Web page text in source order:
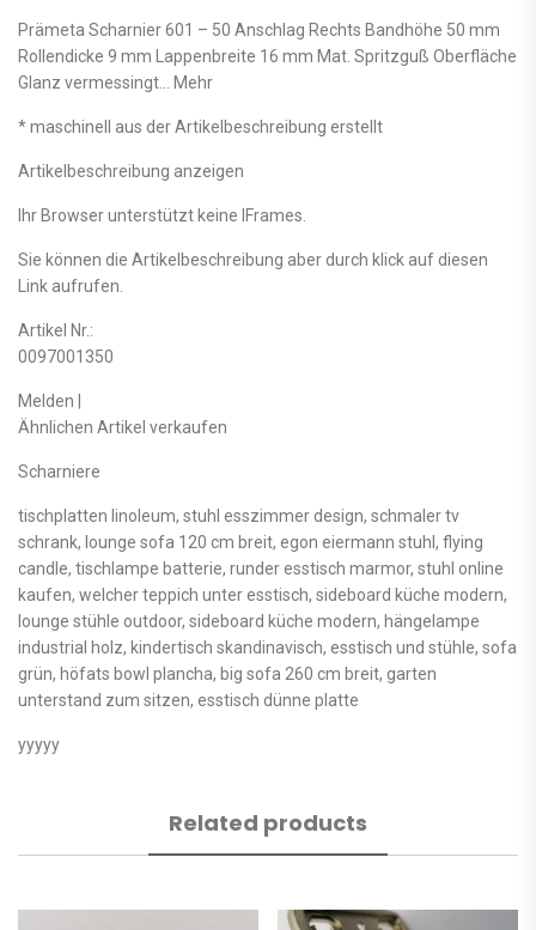
Prämeta Scharnier 601 – 50 Anschlag Rechts Bandhöhe 50 mm
Rollendicke 9 mm Lappenbreite 16 mm Mat. Spritzguß Oberfläche
Glanz vermessingt… Mehr
* maschinell aus der Artikelbeschreibung erstellt
Artikelbeschreibung anzeigen
Ihr Browser unterstützt keine IFrames.
Sie können die Artikelbeschreibung aber durch klick auf diesen
Link aufrufen.
Artikel Nr.:
0097001350
Melden |
Ähnlichen Artikel verkaufen
Scharniere
tischplatten linoleum, stuhl esszimmer design, schmaler tv
schrank, lounge sofa 120 cm breit, egon eiermann stuhl, flying
candle, tischlampe batterie, runder esstisch marmor, stuhl online
kaufen, welcher teppich unter esstisch, sideboard küche modern,
lounge stühle outdoor, sideboard küche modern, hängelampe
industrial holz, kindertisch skandinavisch, esstisch und stühle, sofa
grün, höfats bowl plancha, big sofa 260 cm breit, garten
unterstand zum sitzen, esstisch dünne platte
yyyyy
Related products